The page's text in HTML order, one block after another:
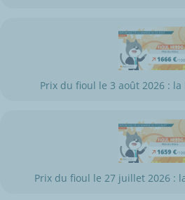
Prix du fioul le 3 août 2026 :
Prix du fioul le 27 juillet 2026 :